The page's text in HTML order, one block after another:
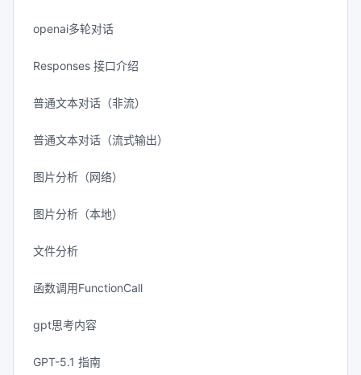
openai多轮对话
Responses 接口介绍
普通文本对话（非流）
普通文本对话（流式输出）
图片分析（网络）
图片分析（本地）
文件分析
函数调用FunctionCall
gpt思考内容
GPT-5.1 指南